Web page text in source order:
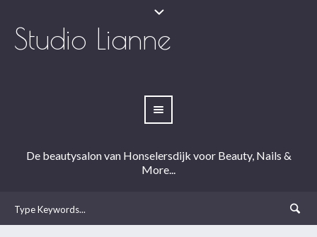
Studio Lianne
De beautysalon van Honselersdijk voor Beauty, Nails &
More...